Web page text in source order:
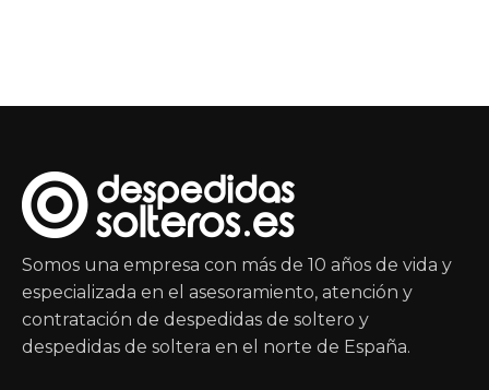
Somos una empresa con más de 10 años de vida y
especializada en el asesoramiento, atención y
contratación de despedidas de soltero y
despedidas de soltera en el norte de España.